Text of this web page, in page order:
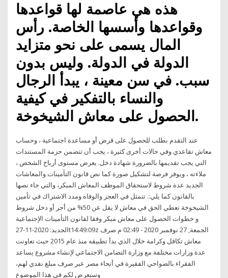
هذه هي عاصمة لها قواعدها
وقواعدها وأسسها الخاصة. رأس
المال يسمى على نحو متزايد
الدولة في الدولة. وليس بدون
سبب. في سن معينة ، يبدأ الرجال
والنساء بالتفكير في كيفية
الحصول على معاش الشيخوخة.
عند التقدم بطلب للحصول على قرض أو مساعدة اجتماعية ، وحساب
معاش تقاعدي وفي حالات أخرى كثيرة ، يجب أن تتضمن حزمة المستندات
التي يجب تقديمها بالضرورة شهادة دخل. يعرض مستوى أرباح الشخص ،
ملاءته ، ويوفر فرصة لتشكيل صورة كما نص قانون التأمينات والمعاشات
الجديد عدة شروط لاستحقاق الموظف المعاش المبكر، والتي جاء نصها
بالقانون كما يلي:. تتمثل في العجز والوفاه ومدد الاشتراك في تأمين
الشيخوخة تعطي الحق في معاش لا يقل عن 50% من أجر أو دخل شروط
و خطوات الحصول على معاش مبكر وفقا لقانون التأمينات الإجتماعية
الجديد: 2020-11-27t14:49:09z الجمعة, 27 نوفمبر 2020 - 02:49 م صرف
معاش تكافل وكرامة خلال الذي بدأ تطبيقه منذ عام 2015 حيث تعاونت
عدة وزارات مختلفة مع وزارة التضامن الاجتماعي لإنشاء مشروع يساعد
الفقراء بالضواحي الفقيرة في أنحاء مصر عبر صرف مبلغ نقدي لهم،
وسنعرض لكم في هذا الموضوع